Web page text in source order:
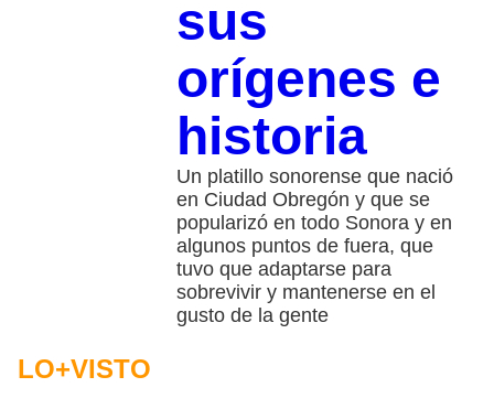
sus
orígenes e
historia
Un platillo sonorense que nació
en Ciudad Obregón y que se
popularizó en todo Sonora y en
algunos puntos de fuera, que
tuvo que adaptarse para
sobrevivir y mantenerse en el
gusto de la gente
LO+VISTO